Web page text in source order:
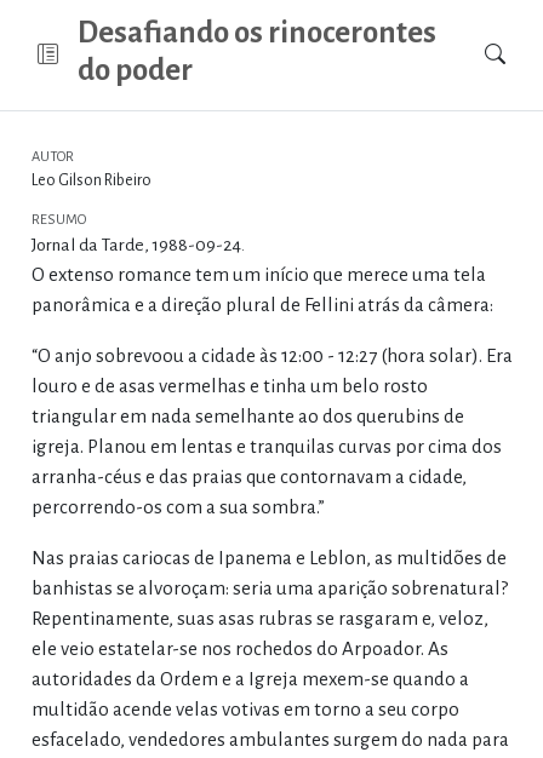
Desafiando os rinocerontes
do poder
AUTOR
Leo Gilson Ribeiro
RESUMO
Jornal da Tarde, 1988-09-24.
O extenso romance tem um início que merece uma tela
panorâmica e a direção plural de Fellini atrás da câmera:
“O anjo sobrevoou a cidade às 12:00 - 12:27 (hora solar). Era
louro e de asas vermelhas e tinha um belo rosto
triangular em nada semelhante ao dos querubins de
igreja. Planou em lentas e tranquilas curvas por cima dos
arranha-céus e das praias que contornavam a cidade,
percorrendo-os com a sua sombra.”
Nas praias cariocas de Ipanema e Leblon, as multidões de
banhistas se alvoroçam: seria uma aparição sobrenatural?
Repentinamente, suas asas rubras se rasgaram e, veloz,
ele veio estatelar-se nos rochedos do Arpoador. As
autoridades da Ordem e a Igreja mexem-se quando a
multidão acende velas votivas em torno a seu corpo
esfacelado, vendedores ambulantes surgem do nada para